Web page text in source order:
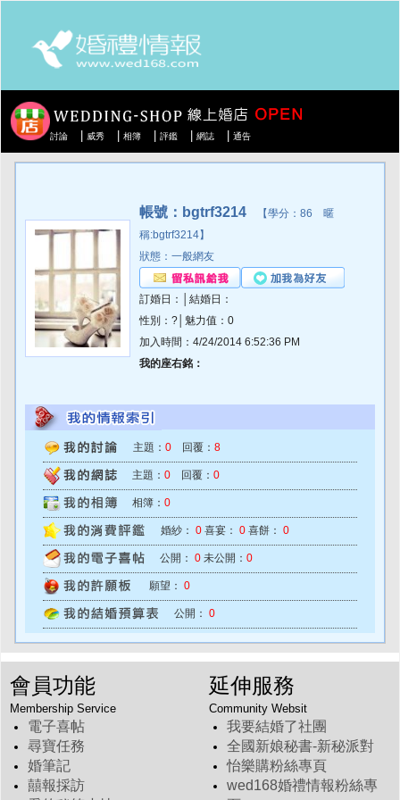
討論 威秀 相簿 評鑑 網誌 通告
帳號：bgtrf3214 【學分：86 暱
稱:bgtrf3214】
狀態：一般網友
訂婚日：│結婚日：
性別：?│魅力值：0
加入時間：4/24/2014 6:52:36 PM
我的座右銘：
主題： 0 回覆： 8
主題： 0 回覆： 0
相簿： 0
婚紗： 0 喜宴： 0 喜餅： 0
公開： 0 未公開： 0
願望： 0
公開： 0
會員功能
Membership Service
電子喜帖
尋寶任務
婚筆記
囍報採訪
延伸服務
Community Websit
我要結婚了社團
全國新娘秘書-新秘派對
怡樂購粉絲專頁
wed168婚禮情報粉絲專